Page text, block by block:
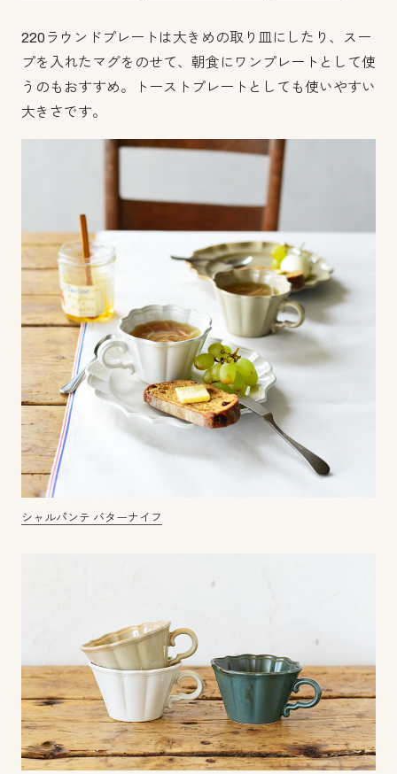
220ラウンドプレートは大きめの取り皿にしたり、スー
プを入れたマグをのせて、朝食にワンプレートとして使
うのもおすすめ。トーストプレートとしても使いやすい
大きさです。
シャルパンテ バターナイフ